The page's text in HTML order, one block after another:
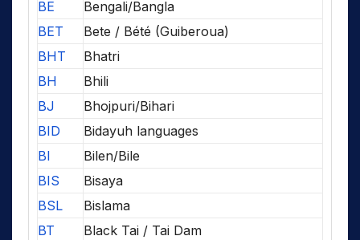
BE
Bengali/Bangla
BET
Bete / Bété (Guiberoua)
BHT
Bhatri
BH
Bhili
BJ
Bhojpuri/Bihari
BID
Bidayuh languages
BI
Bilen/Bile
BIS
Bisaya
BSL
Bislama
BT
Black Tai / Tai Dam